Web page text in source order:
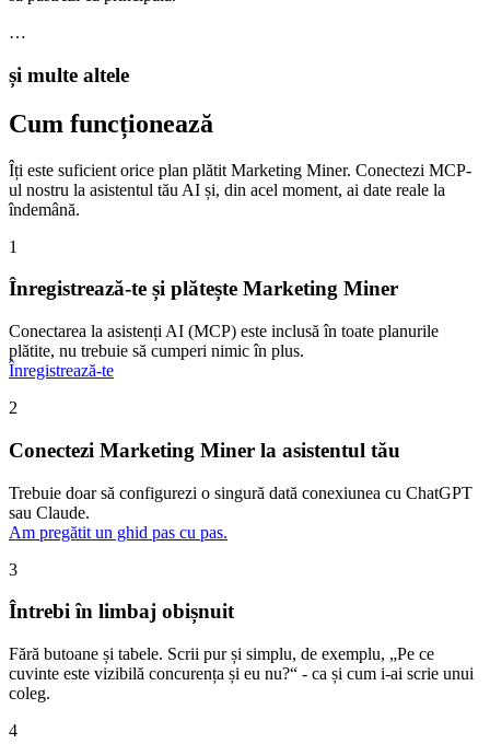
…
și multe altele
Cum funcționează
Îți este suficient orice plan plătit Marketing Miner. Conectezi MCP-
ul nostru la asistentul tău AI și, din acel moment, ai date reale la
îndemână.
1
Înregistrează-te și plătește Marketing Miner
Conectarea la asistenți AI (MCP) este inclusă în toate planurile
plătite, nu trebuie să cumperi nimic în plus.
Înregistrează-te
2
Conectezi Marketing Miner la asistentul tău
Trebuie doar să configurezi o singură dată conexiunea cu ChatGPT
sau Claude.
Am pregătit un ghid pas cu pas.
3
Întrebi în limbaj obișnuit
Fără butoane și tabele. Scrii pur și simplu, de exemplu, „Pe ce
cuvinte este vizibilă concurența și eu nu?“ - ca și cum i-ai scrie unui
coleg.
4